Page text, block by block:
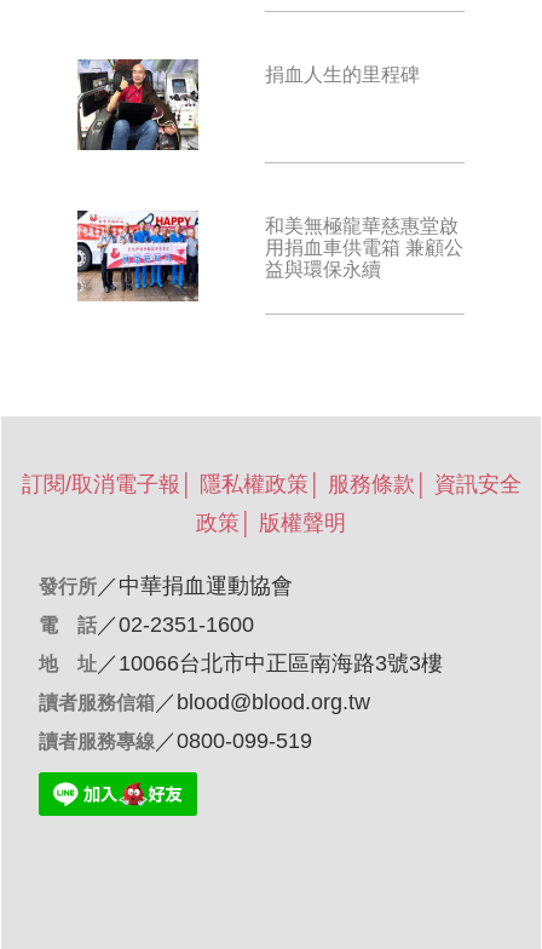
捐血人生的里程碑
和美無極龍華慈惠堂啟
用捐血車供電箱 兼顧公
益與環保永續
訂閱/取消電子報 隱私權政策 服務條款
資訊安全
政策
版權聲明
發行所 ／ 中華捐血運動協會
電 話 ／02-2351-1600
地 址 ／10066台北市中正區南海路3號3樓
讀者服務信箱 ／ blood@blood.org.tw
讀者服務專線 ／0800-099-519